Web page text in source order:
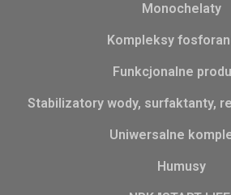
Monochelaty
Kompleksy
Funkcjonalne
Stabilizatory wody, surfaktanty,
Uniwersalne
Humusy